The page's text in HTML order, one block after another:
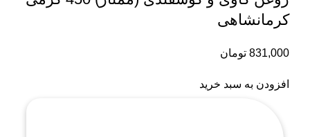
کرمانشاهی
831,000 تومان
افزودن به سبد خرید